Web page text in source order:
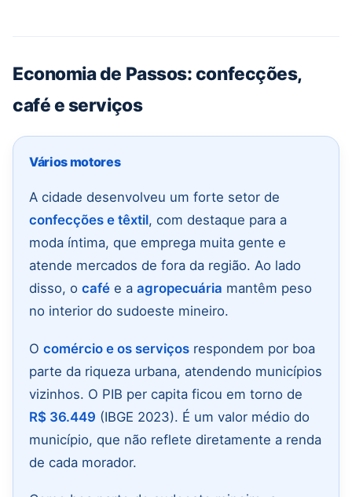
Economia de Passos: confecções,
café e serviços
Vários motores
A cidade desenvolveu um forte setor de
confecções e têxtil, com destaque para a
moda íntima, que emprega muita gente e
atende mercados de fora da região. Ao lado
disso, o café e a agropecuária mantêm peso
no interior do sudoeste mineiro.
O comércio e os serviços respondem por boa
parte da riqueza urbana, atendendo municípios
vizinhos. O PIB per capita ficou em torno de
R$ 36.449 (IBGE 2023). É um valor médio do
município, que não reflete diretamente a renda
de cada morador.